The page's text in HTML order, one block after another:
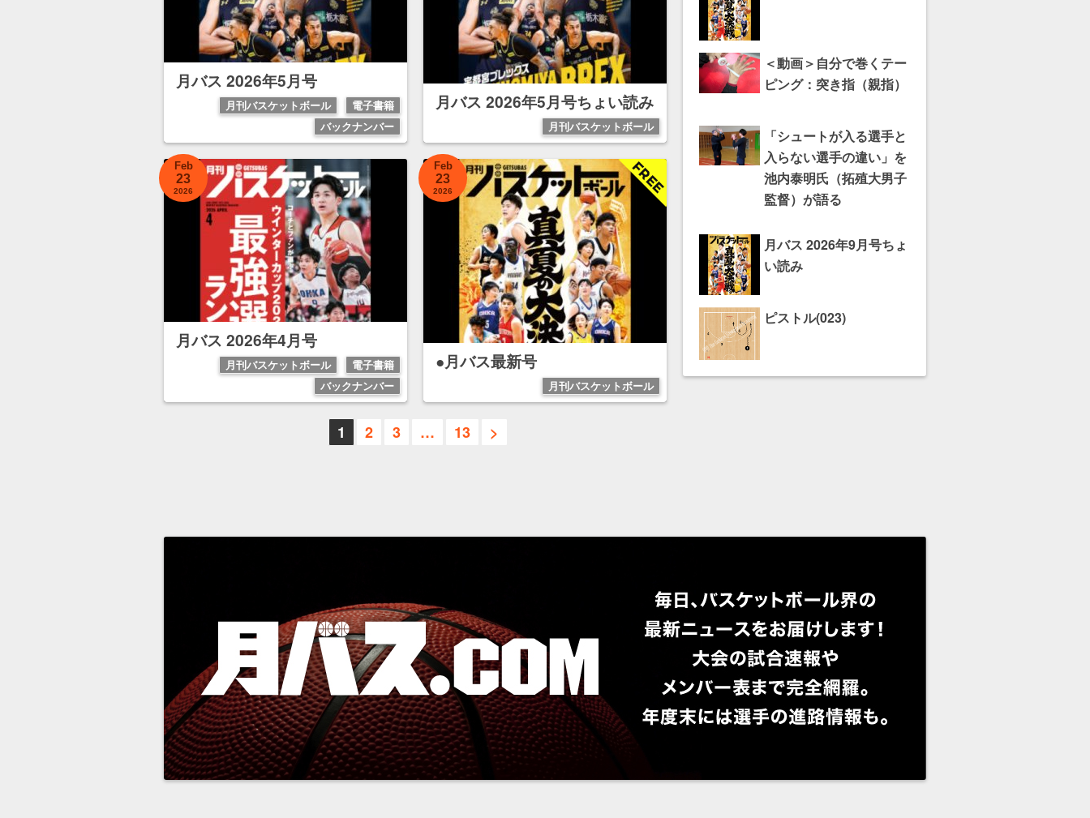
月バス 2026年5月号
月刊バスケットボール
電子書籍
バックナンバー
月バス 2026年5月号ちょい読み
月刊バスケットボール
Feb
23
2026
月バス 2026年4月号
月刊バスケットボール
電子書籍
バックナンバー
Feb
23
2026
●月バス最新号
月刊バスケットボール
＜動画＞自分で巻くテー
ピング：突き指（親指）
「シュートが入る選手と
入らない選手の違い」を
池内泰明氏（拓殖大男子
監督）が語る
月バス 2026年9月号ちょ
い読み
ピストル(023)
1 2 3 … 13 >